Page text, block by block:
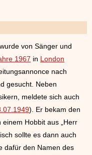
von Sänger und
1967 in London
nach
gesucht. Neben
meldete sich auch
). Er bekam den
einem Hobbit aus „Herr
sollte es dann auch
dafür den Namen des